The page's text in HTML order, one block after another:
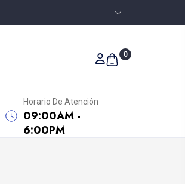
0
Horario De Atención
09:00AM -
6:00PM